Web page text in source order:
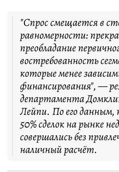
"Спрос смещается в
равномерности:
преобладание
востребованность
которые менее
финансирования", —
департамента
Лейпи. По его данным,
50% сделок на рынке
совершались без
наличный расчёт.